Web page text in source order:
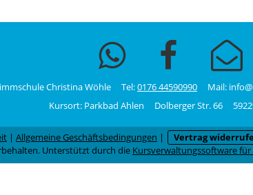
Christina Wöhle Tel:0176 44590990 Mail:
Kursort: Parkbad Ahlen Dolberger Str. 66
Allgemeine Geschäftsbedingungen
Vertrag
Unterstützt durch die Kursverwaltungssoftware